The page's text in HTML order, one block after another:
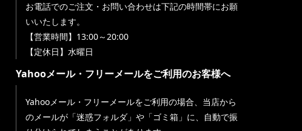
お電話でのご注文・お問い合わせは下記の時間帯にお願
いいたします。
【営業時間】13:00～20:00
【定休日】水曜日
Yahooメール・フリーメールをご利用のお客様へ
Yahooメール・フリーメールをご利用の場合、当店から
のメールが「迷惑フォルダ」や「ゴミ箱」に、自動で振